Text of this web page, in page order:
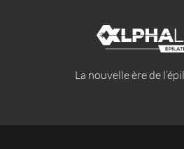
La nouvelle ère de